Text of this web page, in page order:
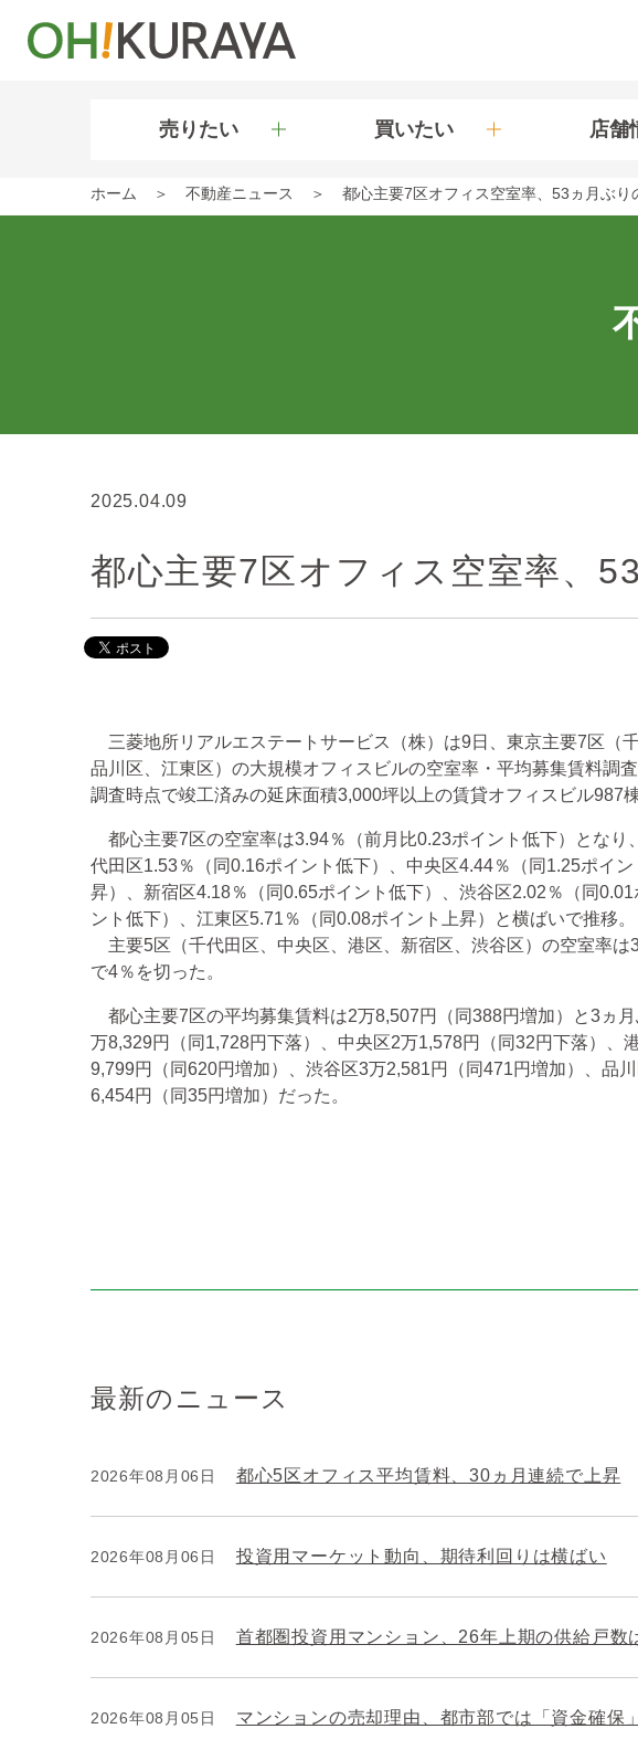
売りたい 買いたい 店舗
ホーム 不動産ニュース 都心主要7区オフィス空室率、53ヵ月ぶり
2025.04.09
都心主要7区オフィス空室率、
三菱地所リアルエステートサービス（株）は9日、東京主要7区（
品川区、江東区）の大規模オフィスビルの空室率・平均募集賃料調
調査時点で竣工済みの延床面積3,000坪以上の賃貸オフィスビル987棟
都心主要7区の空室率は3.94％（前月比0.23ポイント低下）となり
代田区1.53％（同0.16ポイント低下）、中央区4.44％（同1.25ポイ
昇）、新宿区4.18％（同0.65ポイント低下）、渋谷区2.02％（同
ント低下）、江東区5.71％（同0.08ポイント上昇）と横ばいで推移。
主要5区（千代田区、中央区、港区、新宿区、渋谷区）の空室率
で4％を切った。
都心主要7区の平均募集賃料は2万8,507円（同388円増加）と3ヵ
万8,329円（同1,728円下落）、中央区2万1,578円（同32円下落）、
9,799円（同620円増加）、渋谷区3万2,581円（同471円増加）、品
6,454円（同35円増加）だった。
最新のニュース
2026年08月06日 都心5区オフィス平均賃料、30ヵ月連続で上昇
2026年08月06日 投資用マーケット動向、期待利回りは横ばい
2026年08月05日 首都圏投資用マンション、26年上期の供給戸数
2026年08月05日 マンションの売却理由、都市部では「資金確保